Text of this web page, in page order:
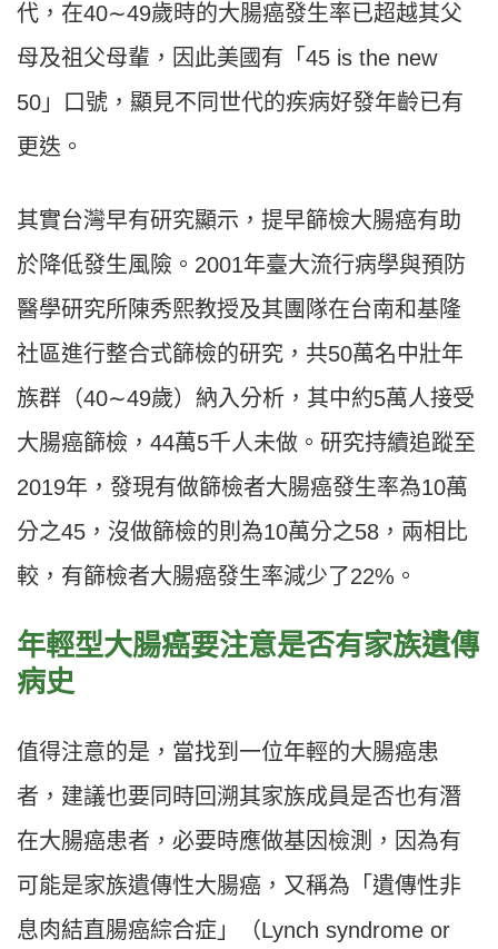
代，在40∼49歲時的大腸癌發生率已超越其父
母及祖父母輩，因此美國有「45 is the new
50」口號，顯見不同世代的疾病好發年齡已有
更迭。
其實台灣早有研究顯示，提早篩檢大腸癌有助
於降低發生風險。2001年臺大流行病學與預防
醫學研究所陳秀熙教授及其團隊在台南和基隆
社區進行整合式篩檢的研究，共50萬名中壯年
族群（40∼49歲）納入分析，其中約5萬人接受
大腸癌篩檢，44萬5千人未做。研究持續追蹤至
2019年，發現有做篩檢者大腸癌發生率為10萬
分之45，沒做篩檢的則為10萬分之58，兩相比
較，有篩檢者大腸癌發生率減少了22%。
年輕型大腸癌要注意是否有家族遺傳
病史
值得注意的是，當找到一位年輕的大腸癌患
者，建議也要同時回溯其家族成員是否也有潛
在大腸癌患者，必要時應做基因檢測，因為有
可能是家族遺傳性大腸癌，又稱為「遺傳性非
息肉結直腸癌綜合症」（Lynch syndrome or